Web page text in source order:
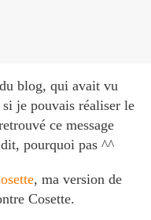
blog, qui avait vu
je pouvais réaliser le
ce message
pourquoi pas ^^
, ma version de
Cosette.